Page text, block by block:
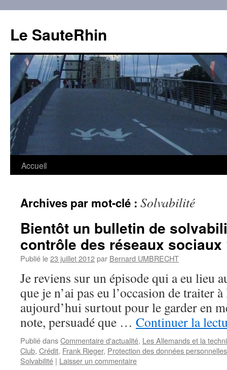
contenu
Le SauteRhin
Accueil
Archives par mot-clé : Solvabilité
Bientôt un bulletin de
contrôle des réseaux sociaux
Publié le23 juillet 2012par Bernard UMBRECHT
Je reviens sur un épisode qui a eu lieu
que je n’ai pas eu l’occasion de traiter
aujourd’hui surtout pour le garder en
note, persuadé que … Continuer la
Publié dansCommentaire d'actualité, Les Allemands et la
Club, Crédit, Frank Rieger, Protection des données personnelles
Solvabilité | Laisser un commentaire